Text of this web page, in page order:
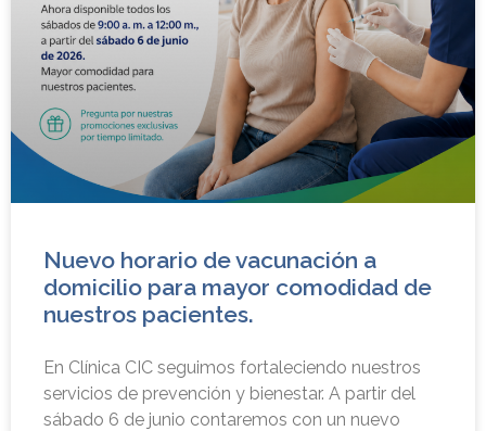
Nuevo horario de vacunación a
domicilio para mayor comodidad de
nuestros pacientes.
En Clínica CIC seguimos fortaleciendo nuestros
servicios de prevención y bienestar. A partir del
sábado 6 de junio contaremos con un nuevo